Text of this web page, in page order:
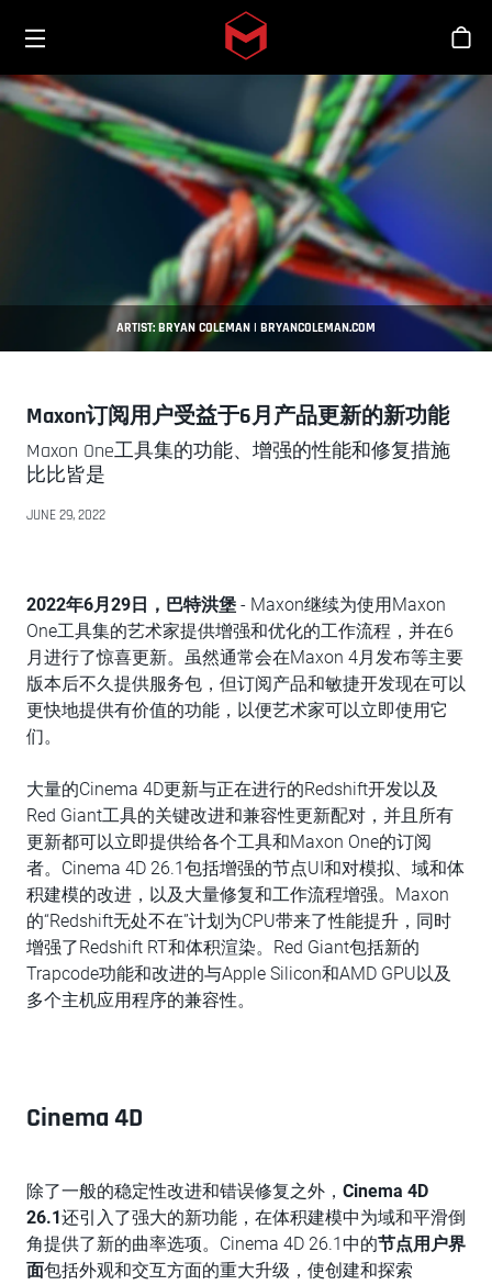
Skip to main content
商
ARTIST: BRYAN COLEMAN | BRYANCOLEMAN.COM
Maxon订阅用户受益于6月产品更新的新功能
Maxon One工具集的功能、增强的性能和修复措施
比比皆是
JUNE 29, 2022
2022年6月29日，巴特洪堡 - Maxon继续为使用Maxon
One工具集的艺术家提供增强和优化的工作流程，并在6
月进行了惊喜更新。虽然通常会在Maxon 4月发布等主要
版本后不久提供服务包，但订阅产品和敏捷开发现在可以
更快地提供有价值的功能，以便艺术家可以立即使用它
们。
大量的Cinema 4D更新与正在进行的Redshift开发以及
Red Giant工具的关键改进和兼容性更新配对，并且所有
更新都可以立即提供给各个工具和Maxon One的订阅
者。Cinema 4D 26.1包括增强的节点UI和对模拟、域和体
积建模的改进，以及大量修复和工作流程增强。Maxon
的“Redshift无处不在”计划为CPU带来了性能提升，同时
增强了Redshift RT和体积渲染。Red Giant包括新的
Trapcode功能和改进的与Apple Silicon和AMD GPU以及
多个主机应用程序的兼容性。
Cinema 4D
除了一般的稳定性改进和错误修复之外， Cinema 4D
26.1还引入了强大的新功能，在体积建模中为域和平滑倒
角提供了新的曲率选项。Cinema 4D 26.1中的节点用户界
面包括外观和交互方面的重大升级，使创建和探索